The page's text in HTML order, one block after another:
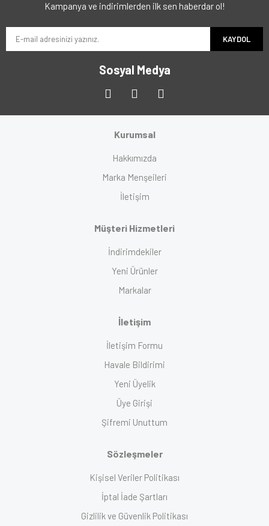
Kampanya ve indirimlerden ilk sen haberdar ol!
KAYDOL
Sosyal Medya
Kurumsal
Hakkımızda
Marka Menşeileri
İletişim
Müşteri Hizmetleri
İndirimdekiler
Yeni Ürünler
Markalar
İletişim
İletişim Formu
Havale Bildirimi
Yeni Üyelik
Üye Girişi
Şifremi Unuttum
Sözleşmeler
Kişisel Veriler Politikası
İptal İade Şartları
Gizlilik ve Güvenlik Politikası